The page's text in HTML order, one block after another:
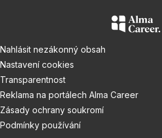
Nahlásit nezákonný obsah
Nastavení cookies
Transparentnost
Reklama na portálech Alma Career
Zásady ochrany soukromí
Podmínky používání